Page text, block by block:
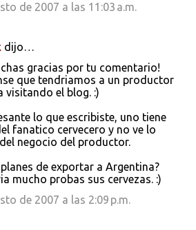
de 2007 a las 11:03 a.m.
dijo…
gracias por tu comentario!
que tendriamos a un productor
visitando el blog. :)
lo que escribiste, uno tiene
fanatico cervecero y no ve lo
negocio del productor.
de exportar a Argentina?
mucho probas sus cervezas. :)
de 2007 a las 2:09 p.m.